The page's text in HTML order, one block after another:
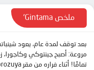
الحلقة 13
الحلقة 14
الحلقة 15
الحلقة 16
ملخص Gintama'
بعد توقف لمدة عام، يعود
مروعة: أصبح جينتوكي وكاجورا،